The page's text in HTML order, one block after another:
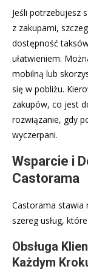
Jeśli potrzebujesz
z zakupami,
dostępność
ułatwieniem.
mobilną lub
się w pobliżu.
zakupów, co jest
rozwiązanie, gdy
wyczerpani.
Wsparcie i
Castorama
Castorama stawia
szereg usług,
Obsługa
Każdym